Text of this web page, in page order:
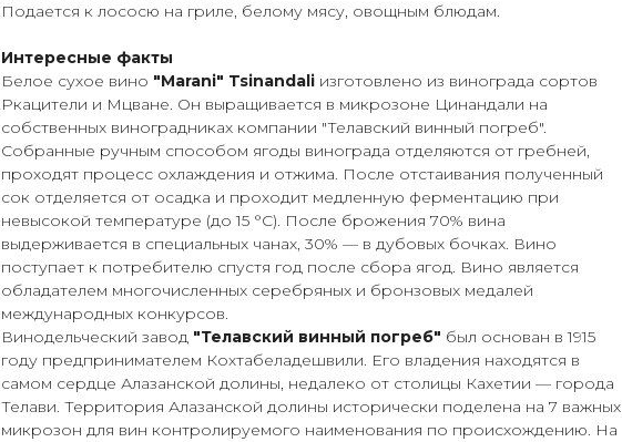
Подается к лососю на гриле, белому мясу, овощным блюдам.
Интересные факты
Белое сухое вино "Marani" Tsinandali изготовлено из винограда сортов
Ркацители и Мцване. Он выращивается в микрозоне Цинандали на
собственных виноградниках компании "Телавский винный погреб".
Собранные ручным способом ягоды винограда отделяются от гребней,
проходят процесс охлаждения и отжима. После отстаивания полученный
сок отделяется от осадка и проходит медленную ферментацию при
невысокой температуре (до 15 °С). После брожения 70% вина
выдерживается в специальных чанах, 30% — в дубовых бочках. Вино
поступает к потребителю спустя год после сбора ягод. Вино является
обладателем многочисленных серебряных и бронзовых медалей
международных конкурсов.
Винодельческий завод "Телавский винный погреб" был основан в 1915
году предпринимателем Кохтабеладешвили. Его владения находятся в
самом сердце Алазанской долины, недалеко от столицы Кахетии — города
Телави. Территория Алазанской долины исторически поделена на 7 важных
микрозон для вин контролируемого наименования по происхождению. На